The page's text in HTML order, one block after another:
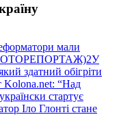
мали
(ФОТОРЕПОРТАЖ)2У
здатний обігріти
Kolona.net: “Над
стартує
Іло Глонті стане